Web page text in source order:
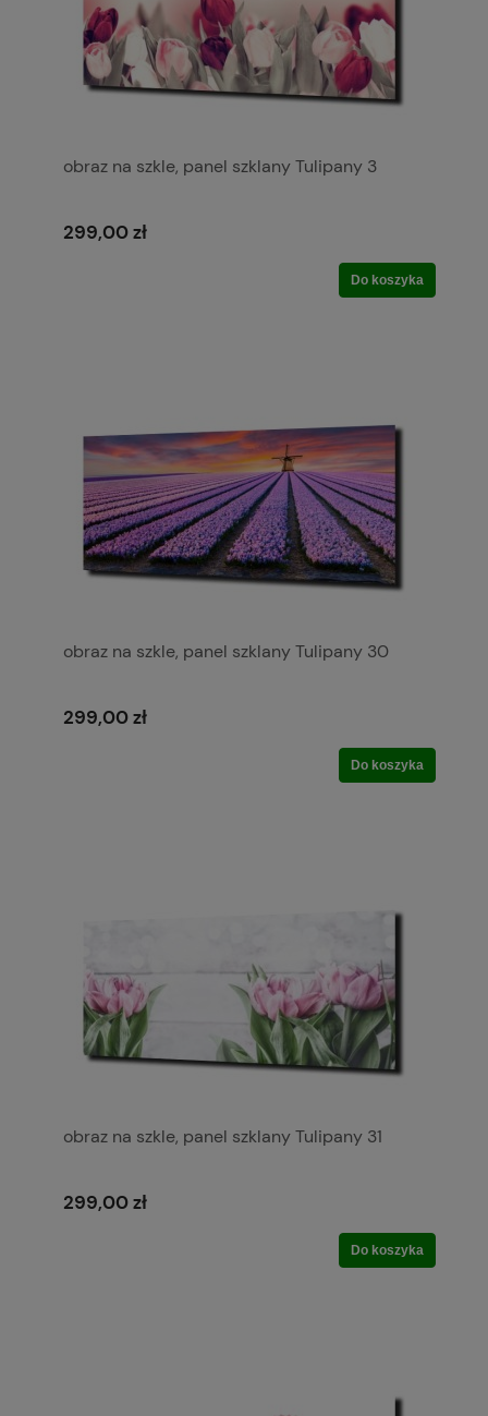
obraz na szkle, panel szklany Tulipany 3
299,00 zł
Do koszyka
obraz na szkle, panel szklany Tulipany 30
299,00 zł
Do koszyka
obraz na szkle, panel szklany Tulipany 31
299,00 zł
Do koszyka